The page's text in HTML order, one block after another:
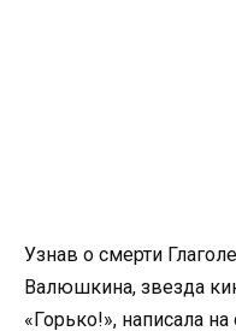
Узнав о смерти
Валюшкина, звезда
«Горько!», написала